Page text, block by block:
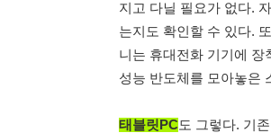
지고 다닐 필요가 없다.
는지도 확인할 수 있다.
니는 휴대전화 기기에 장
성능 반도체를 모아놓은
태블릿PC도 그렇다. 기